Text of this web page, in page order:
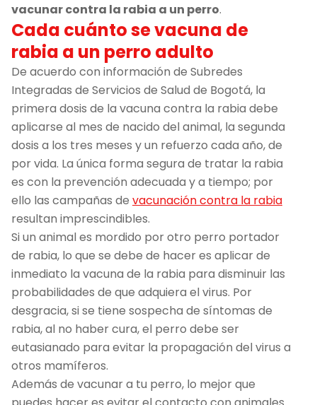
vacunar contra la rabia a un perro.
Cada cuánto se vacuna de
rabia a un perro adulto
De acuerdo con información de Subredes
Integradas de Servicios de Salud de Bogotá, la
primera dosis de la vacuna contra la rabia debe
aplicarse al mes de nacido del animal, la segunda
dosis a los tres meses y un refuerzo cada año, de
por vida. La única forma segura de tratar la rabia
es con la prevención adecuada y a tiempo; por
ello las campañas de vacunación contra la rabia
resultan imprescindibles.
Si un animal es mordido por otro perro portador
de rabia, lo que se debe de hacer es aplicar de
inmediato la vacuna de la rabia para disminuir las
probabilidades de que adquiera el virus. Por
desgracia, si se tiene sospecha de síntomas de
rabia, al no haber cura, el perro debe ser
eutasianado para evitar la propagación del virus a
otros mamíferos.
Además de vacunar a tu perro, lo mejor que